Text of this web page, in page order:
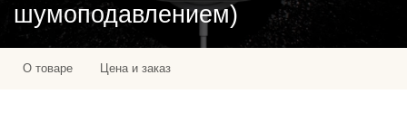
шумоподавлением)
О товаре Цена и заказ